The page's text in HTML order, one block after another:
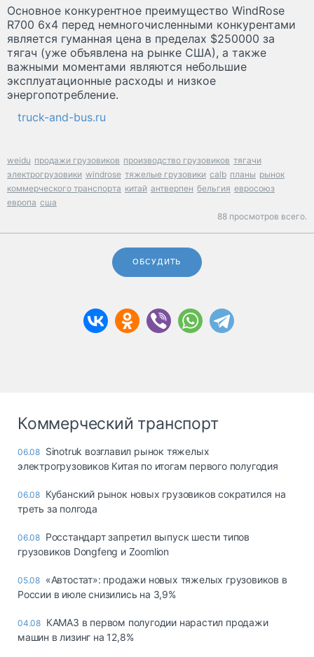
Основное конкурентное преимущество WindRose
R700 6х4 перед немногочисленными конкурентами
является гуманная цена в пределах $250000 за
тягач (уже объявлена на рынке США), а также
важными моментами являются небольшие
эксплуатационные расходы и низкое
энергопотребление.
truck-and-bus.ru
weidu продажи грузовиков производство грузовиков тягачи
электрогрузовики windrose тяжелые грузовики calb планы рынок
коммерческого транспорта китай антверпен бельгия евросоюз
европа сша
88 просмотров всего.
ОБСУДИТЬ
Коммерческий транспорт
06.08 Sinotruk возглавил рынок тяжелых
электрогрузовиков Китая по итогам первого полугодия
06.08 Кубанский рынок новых грузовиков сократился на
треть за полгода
06.08 Росстандарт запретил выпуск шести типов
грузовиков Dongfeng и Zoomlion
05.08 «Автостат»: продажи новых тяжелых грузовиков в
России в июле снизились на 3,9%
04.08 КАМАЗ в первом полугодии нарастил продажи
машин в лизинг на 12,8%